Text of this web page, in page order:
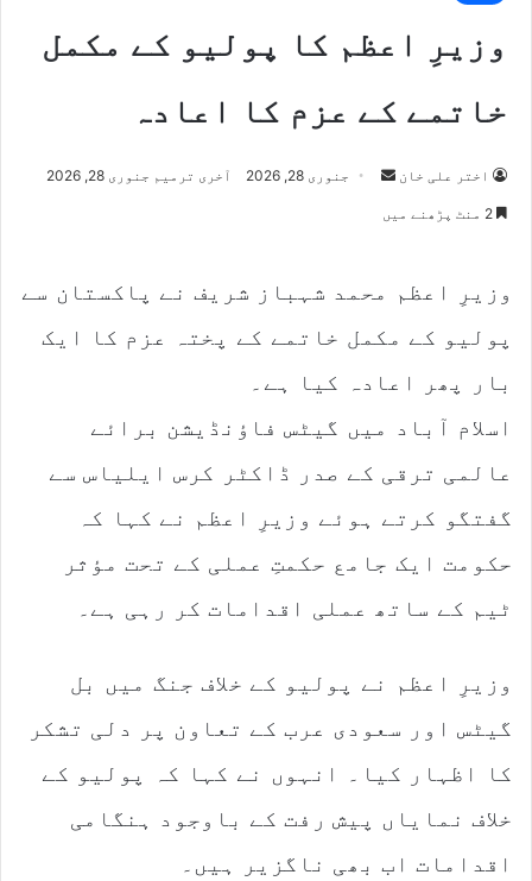
وزیرِ اعظم کا پولیو کے مکمل
خاتمے کے عزم کا اعادہ
اختر علی خان
Send جنوری 28, 2026 آخری ترمیم جنوری 28, 2026
وزیرِ اعظم محمد شہباز شریف نے پاکستان سے
پولیو کے مکمل خاتمے کے پختہ عزم کا ایک
بار پھر اعادہ کیا ہے۔
اسلام آباد میں گیٹس فاؤنڈیشن برائے
عالمی ترقی کے صدر ڈاکٹر کرس ایلیاس سے
گفتگو کرتے ہوئے وزیرِ اعظم نے کہا کہ
حکومت ایک جامع حکمتِ عملی کے تحت مؤثر
ٹیم کے ساتھ عملی اقدامات کر رہی ہے۔
وزیرِ اعظم نے پولیو کے خلاف جنگ میں بل
گیٹس اور سعودی عرب کے تعاون پر دلی تشکر
کا اظہار کیا۔ انہوں نے کہا کہ پولیو کے
خلاف نمایاں پیش رفت کے باوجود ہنگامی
اقدامات اب بھی ناگزیر ہیں۔